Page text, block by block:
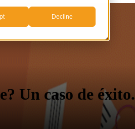
Decline
Un caso de éxito.